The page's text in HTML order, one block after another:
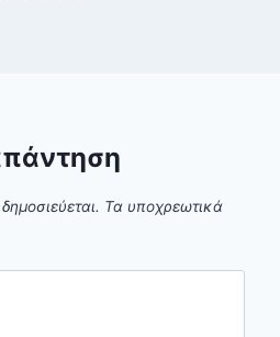
Τα υποχρεωτικά